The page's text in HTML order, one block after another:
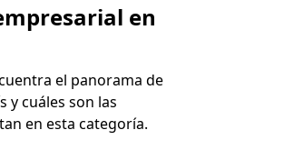
en
el panorama de
y cuáles son las
en esta categoría.